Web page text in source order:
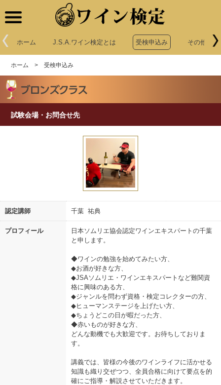
ホーム J.S.A.ワイン検定とは 受検申込み その他申込
ホーム >受検申込み
試験会場・お問合せ先
認定講師 千葉 祐典
プロフィール
日本ソムリエ協会認定ワインエキスパートの千葉
と申します。
◆ワインの勉強を始めてみたい方、
◆お酒が好きな方、
◆JSAソムリエ・ワインエキスパートなど難関資
格に興味のある方、
◆ジャンルを問わず資格・検定コレクターの方、
◆ヒューマンステージを上げたい方、
◆ちょうどこの日が暇だった方、
◆赤いものが好きな方、
どんな動機でも大歓迎です。お待ちしておりま
す。
講義では、皆様の今後のワインライフに活かせる
知識も織り交ぜつつ、全員合格に向けて要点を的
確にご指導・解説させていただきます。